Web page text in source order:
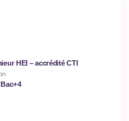
HEI – accrédité CTI